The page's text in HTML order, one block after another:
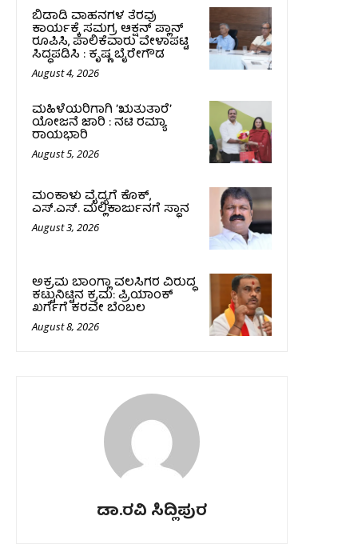
ಬಿಡಾಡಿ ವಾಹನಗಳ ತೆರವು
ಕಾರ್ಯಕ್ಕೆ ಸಮಗ್ರ ಆಕ್ಷನ್ ಪ್ಲಾನ್
ರೂಪಿಸಿ, ಪಾಲಿಕೆವಾರು ವೇಳಾಪಟ್ಟಿ
ಸಿದ್ಧಪಡಿಸಿ : ಕೃಷ್ಣ ಬೈರೇಗೌಡ
August 4, 2026
ಮಹಿಳೆಯರಿಗಾಗಿ ʼಋತುತಾರೆʼ
ಯೋಜನೆ ಜಾರಿ : ನಟಿ ರಮ್ಯಾ
ರಾಯಭಾರಿ
August 5, 2026
ಮಂಕಾಳು ವೈದ್ಯಗೆ ಕೊಕ್‌,
ಎಸ್‌.ಎಸ್‌. ಮಲ್ಲಿಕಾರ್ಜುನಗೆ ಸ್ಥಾನ
August 3, 2026
ಅಕ್ರಮ ಬಾಂಗ್ಲಾ ವಲಸಿಗರ ವಿರುದ್ಧ
ಕಟ್ಟುನಿಟ್ಟಿನ ಕ್ರಮ: ಪ್ರಿಯಾಂಕ್
ಖರ್ಗೆಗೆ ಕರವೇ ಬೆಂಬಲ
August 8, 2026
ಡಾ.ರವಿ ಸಿದ್ಲಿಪುರ